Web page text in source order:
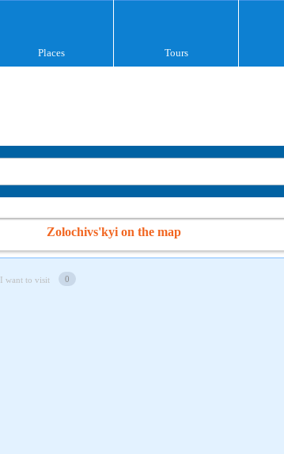
Places Tours
Zolochivs'kyi on the map
I want to visit 0